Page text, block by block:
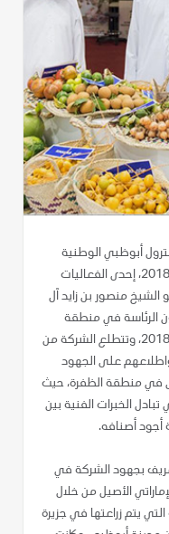
أبوظبي الوطنية
"أدنوك" كراعٍ رئيس لمهرجان ليوا للرطب 2018، إحدى الفعاليات
الشيخ منصور بن زايد آل
الرئاسة في منطقة
الظفرة خلال الفترة من 18 إلى 28 يوليو 2018، وتتطلع الشركة من
واطلاعهم على الجهود
في منطقة الظفرة، حيث
الخبرات الفنية بين
أجود أصنافه.
بجهود الشركة في
الأصيل من خلال
يتم زراعتها في جزيرة